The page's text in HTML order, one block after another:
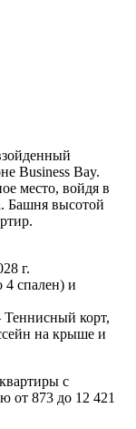
Business Bay.
место, войдя в
Башня высотой
г.
4 спален) и
Теннисный корт,
на крыше и
с
от 873 до 12 421